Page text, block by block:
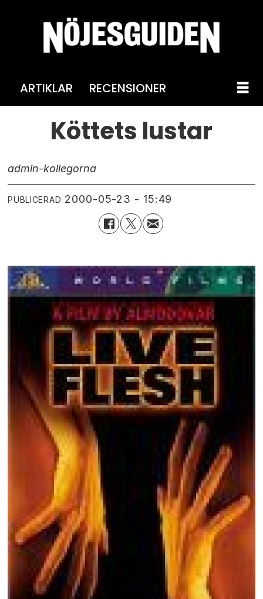
ARTIKLAR RECENSIONER
Köttets lustar
admin-kollegorna
PUBLICERAD 2000-05-23 - 15:49